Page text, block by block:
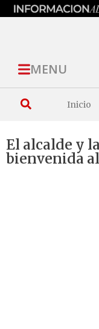
MENU
Inicio
El alcalde y
bienvenida